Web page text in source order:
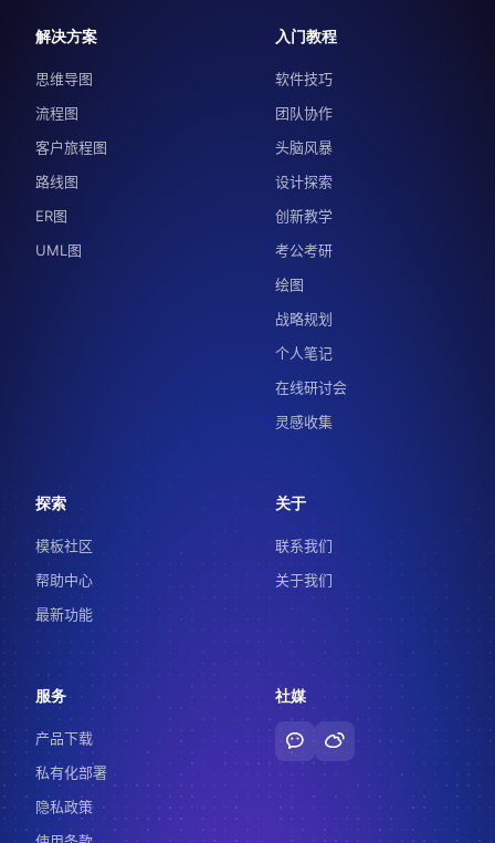
解决方案
思维导图
流程图
客户旅程图
路线图
ER图
UML图
入门教程
软件技巧
团队协作
头脑风暴
设计探索
创新教学
考公考研
绘图
战略规划
个人笔记
在线研讨会
灵感收集
探索
模板社区
帮助中心
最新功能
关于
联系我们
关于我们
服务
产品下载
私有化部署
隐私政策
社媒